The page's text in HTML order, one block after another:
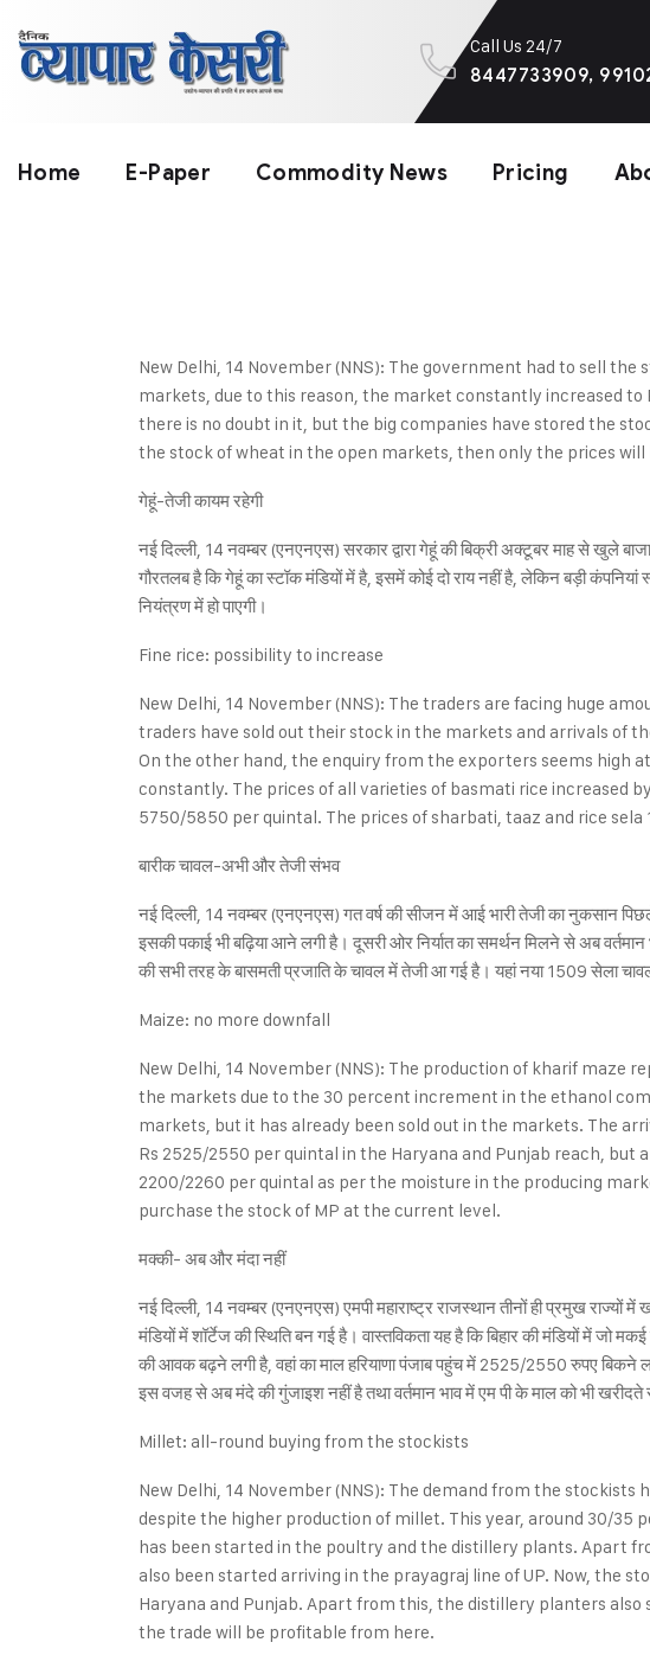
Call Us 24/7
8447733909,
Home E-Paper Commodity News Pricing
New Delhi, 14 November (NNS): The government had to sell
markets, due to this reason, the market constantly increased
there is no doubt in it, but the big companies have stored the
the stock of wheat in the open markets, then only the prices
गेहूं-तेजी कायम रहेगी
नई दिल्ली, 14 नवम्बर (एनएनएस) सरकार द्वारा गेहूं की बिक्री अक्टूबर माह से खुले
गौरतलब है कि गेहूं का स्टॉक मंडियों में है, इसमें कोई दो राय नहीं है, लेकिन बड़ी
नियंत्रण में हो पाएगी।
Fine rice: possibility to increase
New Delhi, 14 November (NNS): The traders are facing huge
traders have sold out their stock in the markets and arrivals of
On the other hand, the enquiry from the exporters seems high
constantly. The prices of all varieties of basmati rice increased
5750/5850 per quintal. The prices of sharbati, taaz and rice
बारीक चावल-अभी और तेजी संभव
नई दिल्ली, 14 नवम्बर (एनएनएस) गत वर्ष की सीजन में आई भारी तेजी का नुकसान
इसकी पकाई भी बढ़िया आने लगी है। दूसरी ओर निर्यात का समर्थन मिलने से अब
की सभी तरह के बासमती प्रजाति के चावल में तेजी आ गई है। यहां नया 1509 सेला
Maize: no more downfall
New Delhi, 14 November (NNS): The production of kharif maze
the markets due to the 30 percent increment in the ethanol
markets, but it has already been sold out in the markets. The
Rs 2525/2550 per quintal in the Haryana and Punjab reach,
2200/2260 per quintal as per the moisture in the producing
purchase the stock of MP at the current level.
मक्की- अब और मंदा नहीं
नई दिल्ली, 14 नवम्बर (एनएनएस) एमपी महाराष्ट्र राजस्थान तीनों ही प्रमुख
मंडियों में शॉर्टेज की स्थिति बन गई है। वास्तविकता यह है कि बिहार की मंडियों में जो
की आवक बढ़ने लगी है, वहां का माल हरियाणा पंजाब पहुंच में 2525/2550 रुपए बिकने
इस वजह से अब मंदे की गुंजाइश नहीं है तथा वर्तमान भाव में एम पी के माल को भी खरीदते
Millet: all-round buying from the stockists
New Delhi, 14 November (NNS): The demand from the
despite the higher production of millet. This year, around 30/35
has been started in the poultry and the distillery plants. Apart
also been started arriving in the prayagraj line of UP. Now, the
Haryana and Punjab. Apart from this, the distillery planters
the trade will be profitable from here.